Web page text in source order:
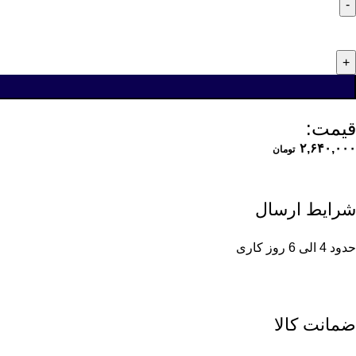
قیمت:
۲,۶۴۰,۰۰۰ تومان
شرایط ارسال
حدود 4 الی 6 روز کاری
ضمانت کالا